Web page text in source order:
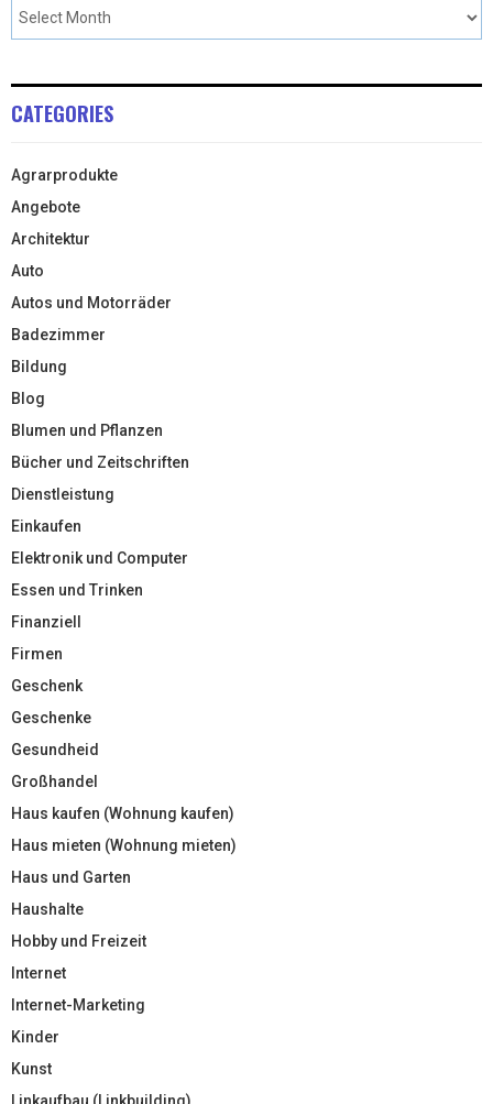
CATEGORIES
Agrarprodukte
Angebote
Architektur
Auto
Autos und Motorräder
Badezimmer
Bildung
Blog
Blumen und Pflanzen
Bücher und Zeitschriften
Dienstleistung
Einkaufen
Elektronik und Computer
Essen und Trinken
Finanziell
Firmen
Geschenk
Geschenke
Gesundheid
Großhandel
Haus kaufen (Wohnung kaufen)
Haus mieten (Wohnung mieten)
Haus und Garten
Haushalte
Hobby und Freizeit
Internet
Internet-Marketing
Kinder
Kunst
Linkaufbau (Linkbuilding)